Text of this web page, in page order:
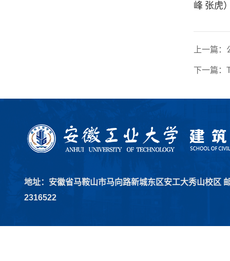
峰 张虎
上一篇：
下一篇：
地址：安徽省马鞍山市马向路新城东区安工大秀山校区
2316522